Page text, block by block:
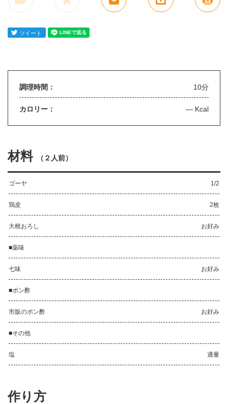
調理時間： 10分
カロリー： — Kcal
材料 （ ２人前）
ゴーヤ 1/2
鶏皮 2枚
大根おろし お好み
■薬味
七味 お好み
■ポン酢
市販のポン酢 お好み
■その他
塩 適量
作り方